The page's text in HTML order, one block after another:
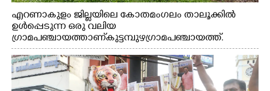
എറണാകുളം ജില്ലയിലെ കോതമംഗലം താലൂക്കിൽ
ഉൾപ്പെടുന്ന ഒരു വലിയ
ഗ്രാമപഞ്ചായത്താണ് കുട്ടമ്പുഴ ഗ്രാമ പഞ്ചായത്ത്.
ആദിവാസി ഊരുകളായ വെള്ളാരംകുത്ത്, കത്തിപ്പാറ,
ഉറിയംപെട്ടി, തേക്കല്ല്, വെട്ടിക്കല്ല്, മഞ്ചപ്പാറ എന്നീ ആറു
സ്ഥലങ്ങളിലേക്കുള്ള പ്രധാന സഞ്ചാര മാർഗമാണ് ഈ
കാണുന്ന കടത്ത് വള്ളം